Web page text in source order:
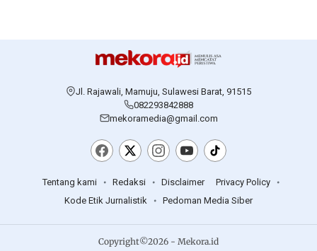
Panutan
31 Jan 2026
Toilet Bersih Jadi Fokus Pemprov Sulbar
Untuk Layanan Kesehatan
28 Feb 2024
HOME
Bencana
10 Des 2023
Hari Ini Pendaftaran Calon Ketua HIPMI